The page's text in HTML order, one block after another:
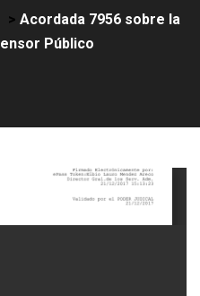
> Acordada 7956 sobre la
Público